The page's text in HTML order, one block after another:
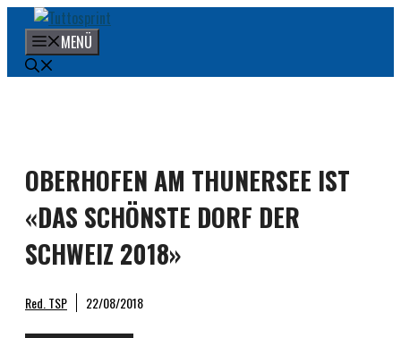
Inhalt
springen
MENÜ
OBERHOFEN AM THUNERSEE IST
«DAS SCHÖNSTE DORF DER
SCHWEIZ 2018»
Red. TSP 22/08/2018